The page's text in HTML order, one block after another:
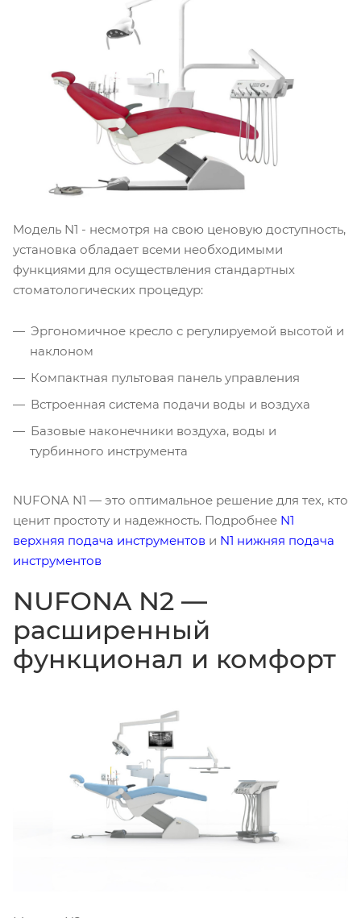
Модель N1 - несмотря на свою ценовую доступность,
установка обладает всеми необходимыми
функциями для осуществления стандартных
стоматологических процедур:
Эргономичное кресло с регулируемой высотой и
наклоном
Компактная пультовая панель управления
Встроенная система подачи воды и воздуха
Базовые наконечники воздуха, воды и
турбинного инструмента
NUFONA N1 — это оптимальное решение для тех, кто
ценит простоту и надежность. Подробнее N1
верхняя подача инструментов и N1 нижняя подача
инструментов
NUFONA N2 —
расширенный
функционал и комфорт